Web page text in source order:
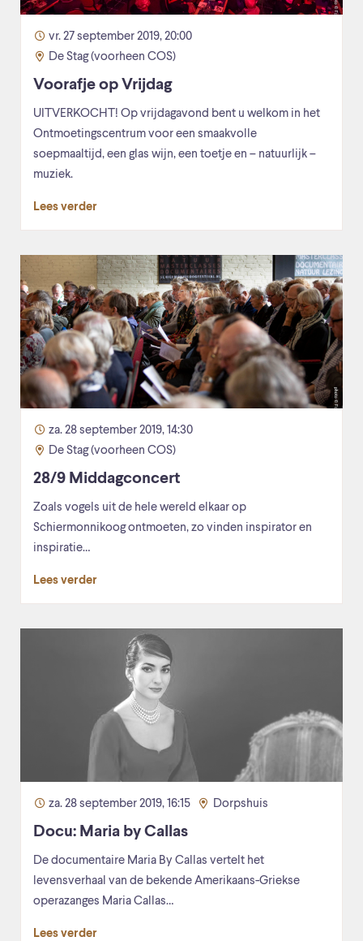
vr. 27 september 2019, 20:00
De Stag (voorheen COS)
Voorafje op Vrijdag
UITVERKOCHT! Op vrijdagavond bent u welkom in het
Ontmoetingscentrum voor een smaakvolle
soepmaaltijd, een glas wijn, een toetje en – natuurlijk –
muziek.
Lees verder
za. 28 september 2019, 14:30
De Stag (voorheen COS)
28/9 Middagconcert
Zoals vogels uit de hele wereld elkaar op
Schiermonnikoog ontmoeten, zo vinden inspirator en
inspiratie…
Lees verder
za. 28 september 2019, 16:15 Dorpshuis
Docu: Maria by Callas
De documentaire Maria By Callas vertelt het
levensverhaal van de bekende Amerikaans-Griekse
operazanges Maria Callas…
Lees verder